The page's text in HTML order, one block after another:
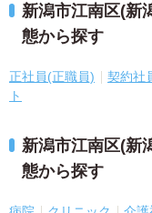
新潟市江南区(新
態から探す
正社員(正職員) 契約社
ト
新潟市江南区(新
態から探す